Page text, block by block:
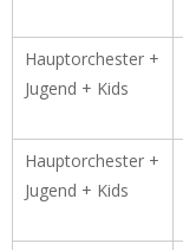
Hauptorchester +
Jugend + Kids
Hauptorchester +
Jugend + Kids